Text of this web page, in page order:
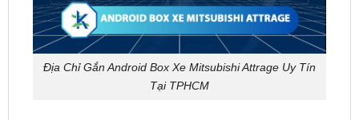
Địa Chỉ Gắn Android Box Xe Mitsubishi Attrage Uy Tín
1/ Lý do bạn nên lắp Android Box